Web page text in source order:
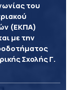
του
(ΕΚΠΑ)
με την
Σχολής Γ.